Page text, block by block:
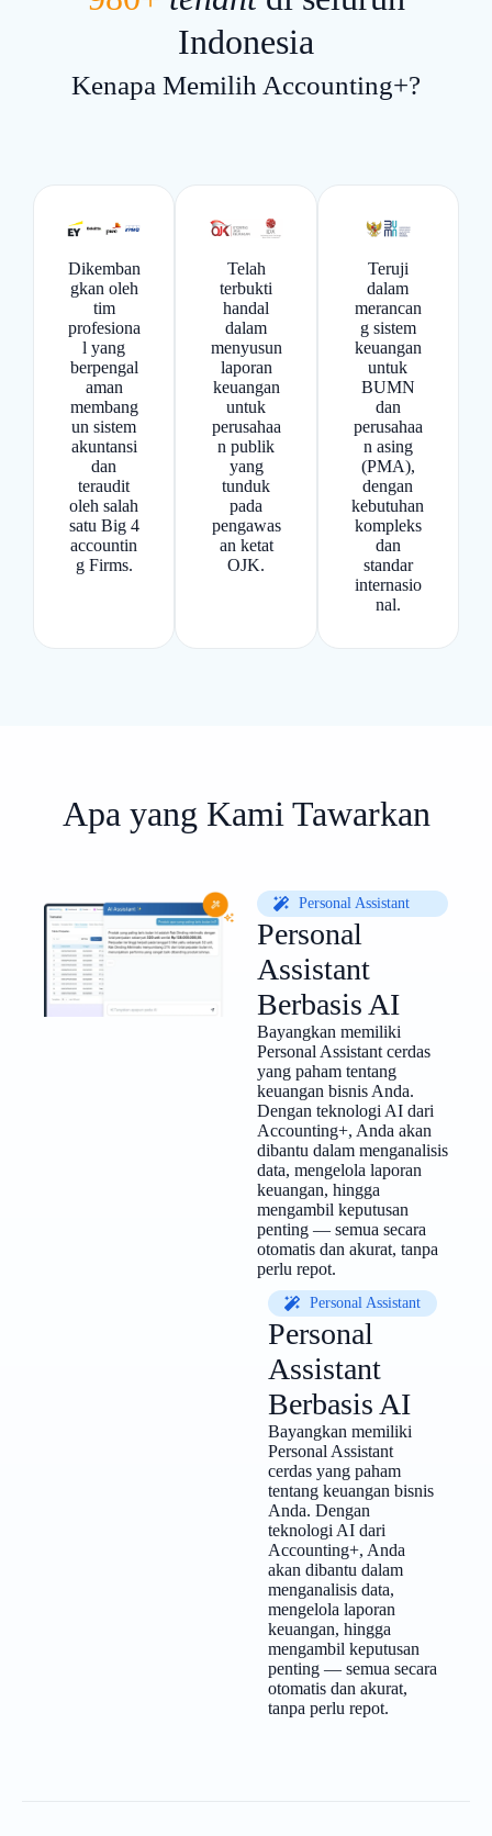
Indonesia
Kenapa Memilih Accounting+?
Dikemban
gkan oleh
tim
profesiona
l yang
berpengal
aman
membang
un sistem
akuntansi
dan
teraudit
oleh salah
satu Big 4
accountin
g Firms.
Telah
terbukti
handal
dalam
menyusun
laporan
keuangan
untuk
perusahaa
n publik
yang
tunduk
pada
pengawas
an ketat
OJK.
Teruji
dalam
merancan
g sistem
keuangan
untuk
BUMN
dan
perusahaa
n asing
(PMA),
dengan
kebutuhan
kompleks
dan
standar
internasio
nal.
Apa yang Kami Tawarkan
Personal Assistant
Personal
Assistant
Berbasis AI
Bayangkan memiliki
Personal Assistant cerdas
yang paham tentang
keuangan bisnis Anda.
Dengan teknologi AI dari
Accounting+, Anda akan
dibantu dalam menganalisis
data, mengelola laporan
keuangan, hingga
mengambil keputusan
penting — semua secara
otomatis dan akurat, tanpa
perlu repot.
Personal Assistant
Personal
Assistant
Berbasis AI
Bayangkan memiliki
Personal Assistant
cerdas yang paham
tentang keuangan bisnis
Anda. Dengan
teknologi AI dari
Accounting+, Anda
akan dibantu dalam
menganalisis data,
mengelola laporan
keuangan, hingga
mengambil keputusan
penting — semua secara
otomatis dan akurat,
tanpa perlu repot.